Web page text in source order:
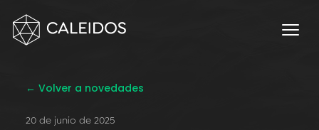
DevOps
Mesa 24×7
← Volver a novedades
20 de junio de 2025